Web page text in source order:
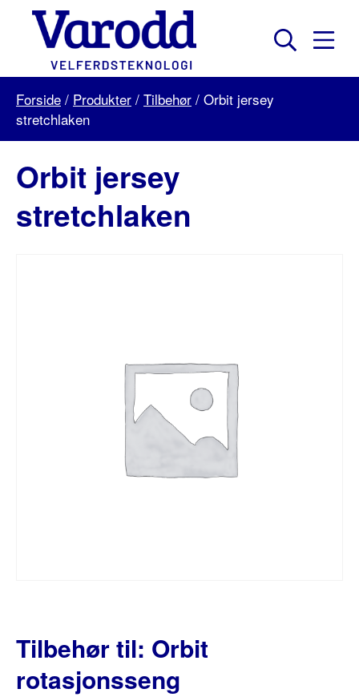
Varodd
Velferdsteknologi
Menu
Forside / Produkter / Tilbehør / Orbit jersey
stretchlaken
Orbit jersey
stretchlaken
Tilbehør til: Orbit
rotasjonsseng